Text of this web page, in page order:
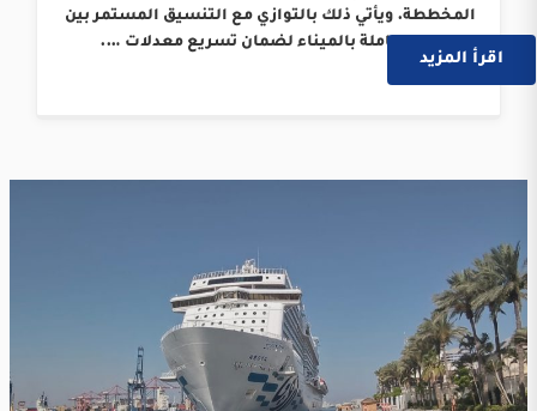
المخططة. ويأتي ذلك بالتوازي مع التنسيق المستمر بين
الجهات العاملة بالميناء لضمان تسريع معدلات ….
اقرأ المزيد